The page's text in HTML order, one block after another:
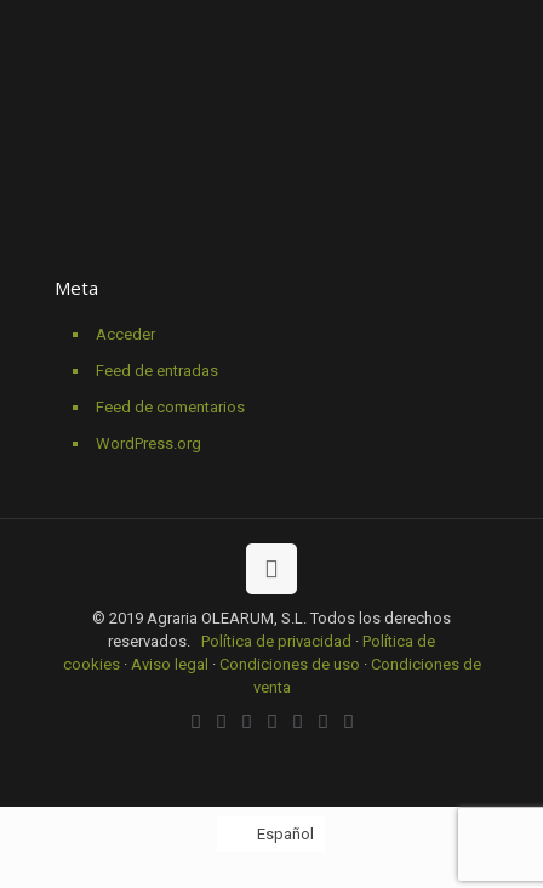
Meta
Acceder
Feed de entradas
Feed de comentarios
WordPress.org
© 2019 Agraria OLEARUM, S.L. Todos los derechos
reservados. Política de privacidad · Política de
cookies· Aviso legal · Condiciones de uso · Condiciones de
venta
Español